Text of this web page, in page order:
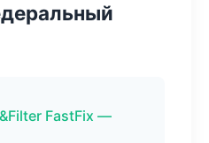
FastFix —